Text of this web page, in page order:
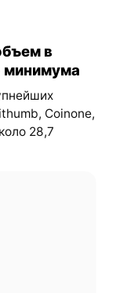
в
минимума
Coinone,
28,7